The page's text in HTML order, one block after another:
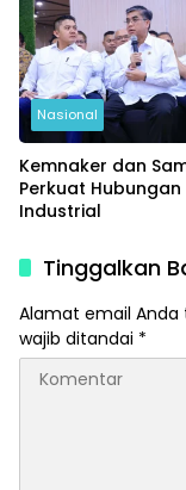
Nasional
Kemnaker dan
Perkuat Hubungan
Industrial
Tinggalkan
Alamat email Anda
wajib ditandai *